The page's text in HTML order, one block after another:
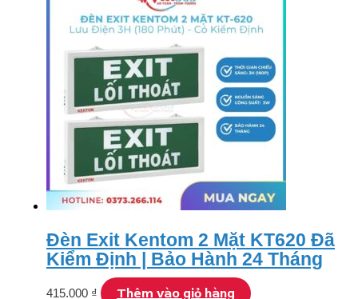
Đèn Exit Kentom 2 Mặt KT620 Đã
Kiểm Định | Bảo Hành 24 Tháng
415.000 ₫ Thêm vào giỏ hàng